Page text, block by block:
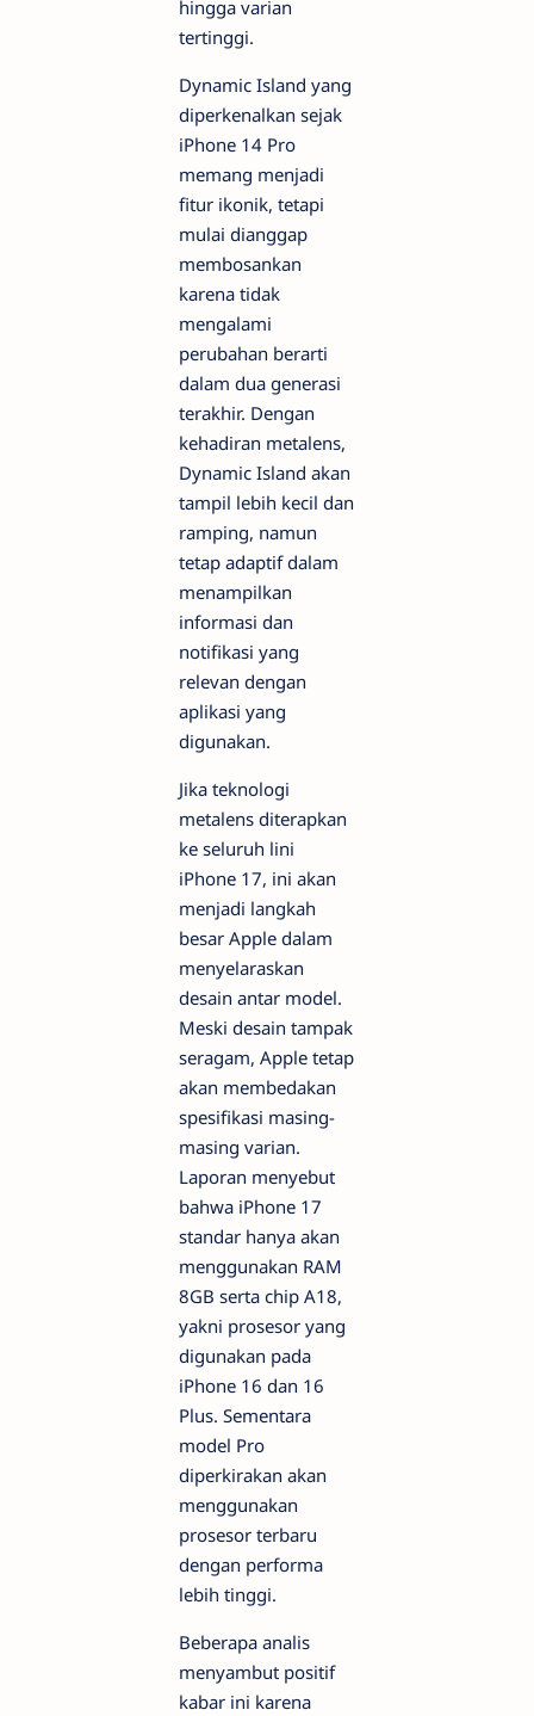
hingga varian
tertinggi.
Dynamic Island yang
diperkenalkan sejak
iPhone 14 Pro
memang menjadi
fitur ikonik, tetapi
mulai dianggap
membosankan
karena tidak
mengalami
perubahan berarti
dalam dua generasi
terakhir. Dengan
kehadiran metalens,
Dynamic Island akan
tampil lebih kecil dan
ramping, namun
tetap adaptif dalam
menampilkan
informasi dan
notifikasi yang
relevan dengan
aplikasi yang
digunakan.
Jika teknologi
metalens diterapkan
ke seluruh lini
iPhone 17, ini akan
menjadi langkah
besar Apple dalam
menyelaraskan
desain antar model.
Meski desain tampak
seragam, Apple tetap
akan membedakan
spesifikasi masing-
masing varian.
Laporan menyebut
bahwa iPhone 17
standar hanya akan
menggunakan RAM
8GB serta chip A18,
yakni prosesor yang
digunakan pada
iPhone 16 dan 16
Plus. Sementara
model Pro
diperkirakan akan
menggunakan
prosesor terbaru
dengan performa
lebih tinggi.
Beberapa analis
menyambut positif
kabar ini karena